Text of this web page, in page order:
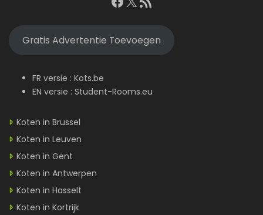
Gratis Advertentie Toevoegen
FR versie : Kots.be
EN versie : Student-Rooms.eu
Koten in Brussel
Koten in Leuven
Koten in Gent
Koten in Antwerpen
Koten in Hasselt
Koten in Kortrijk